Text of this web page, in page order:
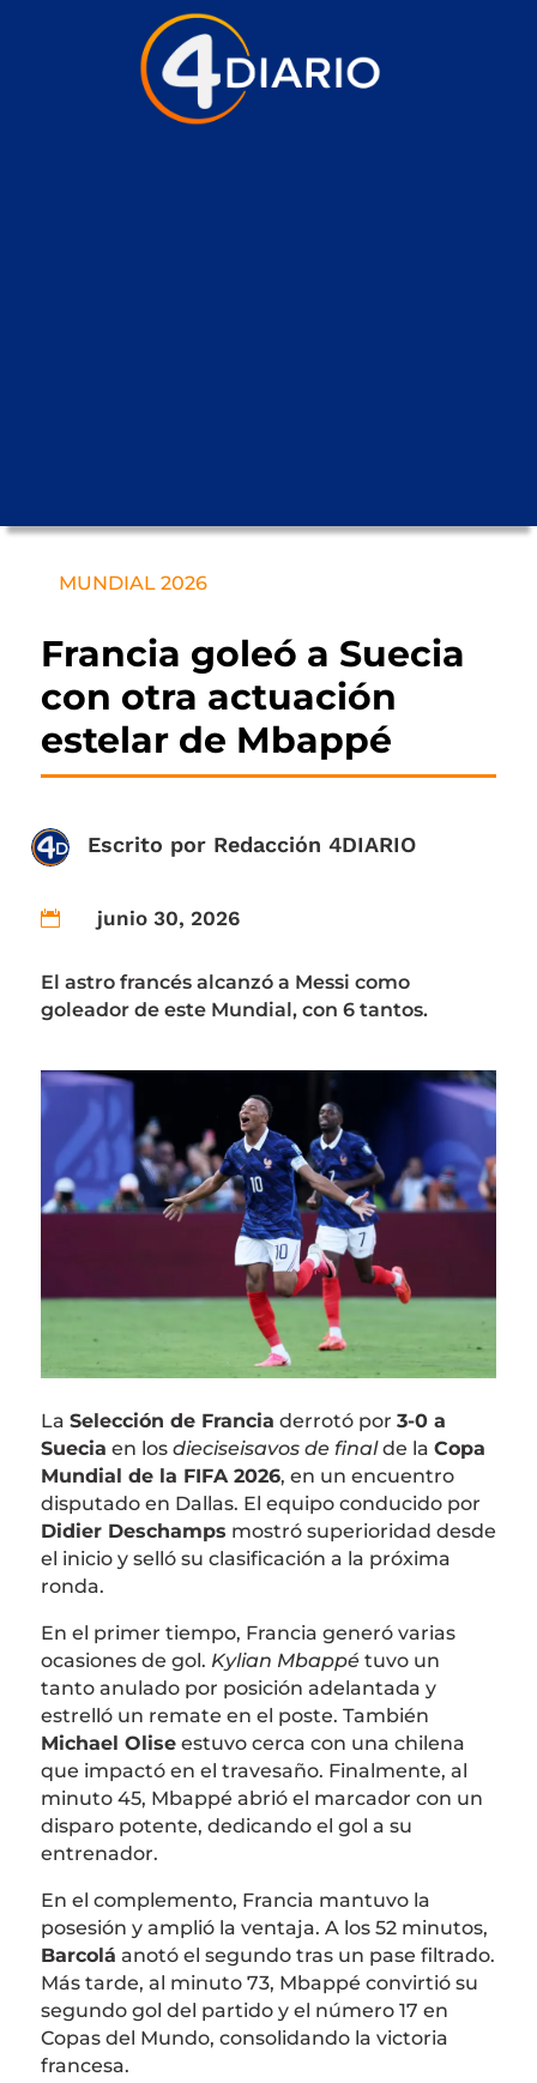
MUNDIAL 2026
Francia goleó a Suecia
con otra actuación
estelar de Mbappé
Escrito por Redacción 4DIARIO
 junio 30, 2026
El astro francés alcanzó a Messi como
goleador de este Mundial, con 6 tantos.
La Selección de Francia derrotó por 3-0 a
Suecia en los dieciseisavos de finalde la Copa
Mundial de la FIFA 2026, en un encuentro
disputado en Dallas. El equipo conducido por
Didier Deschamps mostró superioridad desde
el inicio y selló su clasificación a la próxima
ronda.
En el primer tiempo, Francia generó varias
ocasiones de gol. Kylian Mbappétuvo un
tanto anulado por posición adelantada y
estrelló un remate en el poste. También
Michael Oliseestuvo cerca con una chilena
que impactó en el travesaño. Finalmente, al
minuto 45, Mbappé abrió el marcador con un
disparo potente, dedicando el gol a su
entrenador.
En el complemento, Francia mantuvo la
posesión y amplió la ventaja. A los 52 minutos,
Barcolá anotó el segundo tras un pase filtrado.
Más tarde, al minuto 73, Mbappé convirtió su
segundo gol del partido y el número 17 en
Copas del Mundo, consolidando la victoria
francesa.